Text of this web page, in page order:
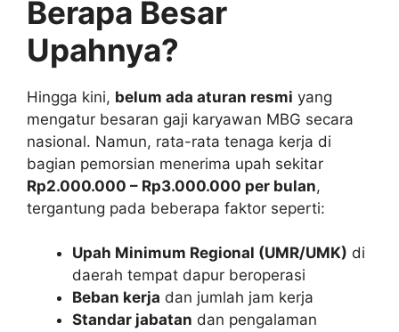
Berapa Besar
Upahnya?
Hingga kini, belum ada aturan resmi yang
mengatur besaran gaji karyawan MBG secara
nasional. Namun, rata-rata tenaga kerja di
bagian pemorsian menerima upah sekitar
Rp2.000.000 – Rp3.000.000 per bulan,
tergantung pada beberapa faktor seperti:
Upah Minimum Regional (UMR/UMK) di
daerah tempat dapur beroperasi
Beban kerja dan jumlah jam kerja
Standar jabatan dan pengalaman